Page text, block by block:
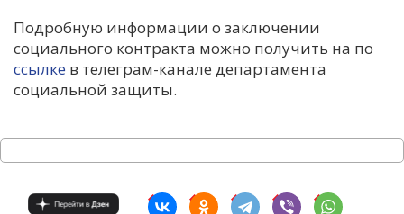
Подробную информации о заключении
социального контракта можно получить на по
ссылке в телеграм-канале департамента
социальной защиты.